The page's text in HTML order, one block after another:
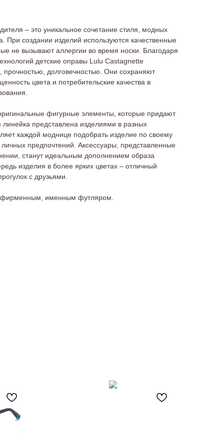
– это уникальное сочетание стиля, модных
При создании изделий используются качественные
не вызывают аллергии во время носки. Благодаря
детские оправы Lulu Castagnette
прочностью, долговечностью. Они сохраняют
цвета и потребительские качества в
фигурные элементы, которые придают
представлена изделиями в разных
каждой моднице подобрать изделие по своему
предпочтений. Аксессуары, представленные
станут идеальным дополнением образа
изделия в более ярких цветах – отличный
с друзьями.
фирменным, именным футляром.